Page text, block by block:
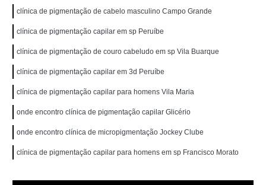
clínica de pigmentação de cabelo masculino Campo Grande
clínica de pigmentação capilar em sp Peruíbe
clínica de pigmentação de couro cabeludo em sp Vila Buarque
clínica de pigmentação capilar em 3d Peruíbe
clínica de pigmentação capilar para homens Vila Maria
onde encontro clínica de pigmentação capilar Glicério
onde encontro clínica de micropigmentação Jockey Clube
clínica de pigmentação capilar para homens em sp Francisco Morato